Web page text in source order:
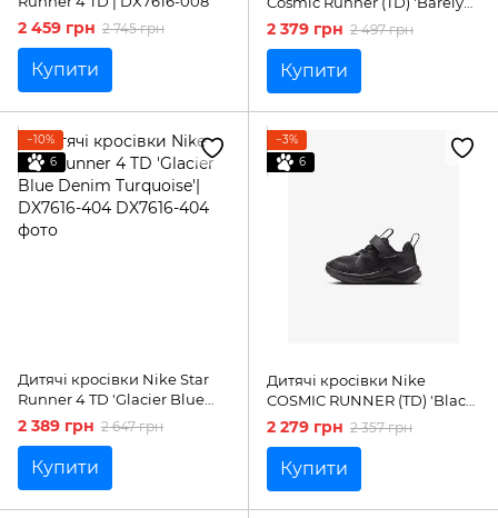
2 459 грн 2 745 грн
Купити
Grape'| HM4401-503
2 379 грн 2 497 грн
Купити
−10%
6
Дитячі кросівки Nike Star
Runner 4 TD 'Glacier Blue
Denim Turquoise'| DX7616-
2 389 грн 2 647 грн
Купити
−3%
6
Дитячі кросівки Nike
COSMIC RUNNER (TD) 'Black
Anthracite'| HM4401-001
2 279 грн 2 357 грн
Купити